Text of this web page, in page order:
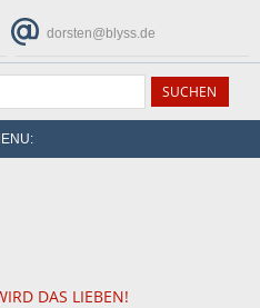
dorsten@blyss.de
DAS LIEBEN!